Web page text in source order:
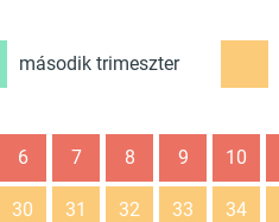
második trimeszter
6 7 8 9 10
30 31 32 33 34